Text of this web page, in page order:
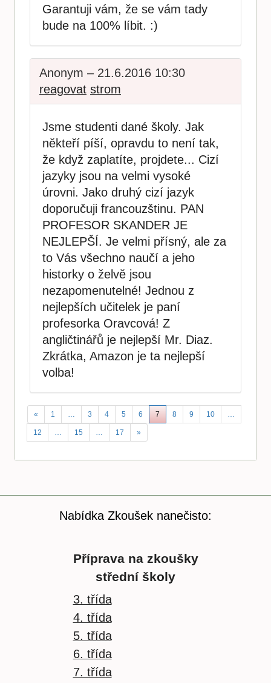
Garantuji vám, že se vám tady
bude na 100% líbit. :)
Anonym – 21.6.2016 10:30
reagovat strom
Jsme studenti dané školy. Jak
někteří píší, opravdu to není tak,
že když zaplatíte, projdete... Cizí
jazyky jsou na velmi vysoké
úrovni. Jako druhý cizí jazyk
doporučuji francouzštinu. PAN
PROFESOR SKANDER JE
NEJLEPŠÍ. Je velmi přísný, ale za
to Vás všechno naučí a jeho
historky o želvě jsou
nezapomenutelné! Jednou z
nejlepších učitelek je paní
profesorka Oravcová! Z
angličtinářů je nejlepší Mr. Diaz.
Zkrátka, Amazon je ta nejlepší
volba!
« 1 … 3 4 5 6 7 8 9 10 …
12 … 15 … 17 »
Nabídka Zkoušek nanečisto:
Příprava na zkoušky
střední školy
3. třída
4. třída
5. třída
6. třída
7. třída